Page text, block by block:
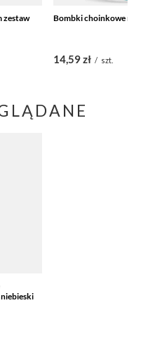
zestaw
Bombki choinkowe na
14,59 zł / szt.